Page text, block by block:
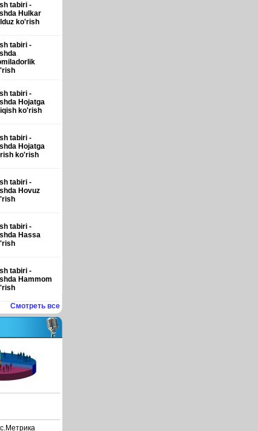
tabiri -
Hulkar
ko'rish
tabiri -
tabiri -
Hojatga
ko'rish
tabiri -
Hojatga
ko'rish
tabiri -
Hovuz
tabiri -
Hassa
tabiri -
Hammom
Смотреть все